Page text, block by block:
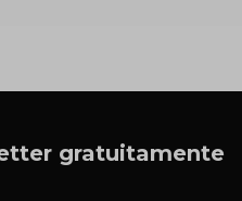
gratuitamente